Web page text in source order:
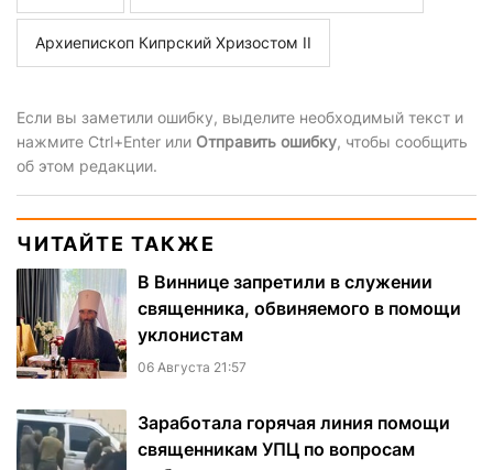
Архиепископ Кипрский Хризостом II
Если вы заметили ошибку, выделите необходимый текст и
нажмите Ctrl+Enter или Отправить ошибку, чтобы сообщить
об этом редакции.
ЧИТАЙТЕ ТАКЖЕ
В Виннице запретили в служении
священника, обвиняемого в помощи
уклонистам
06 Августа 21:57
Заработала горячая линия помощи
священникам УПЦ по вопросам